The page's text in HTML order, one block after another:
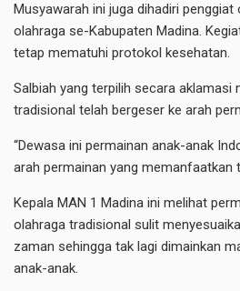
Musyawarah ini juga dihadiri penggiat
olahraga se-Kabupaten Madina.
tetap mematuhi protokol kesehatan.
Salbiah yang terpilih secara aklamasi
tradisional telah bergeser ke arah
“Dewasa ini permainan anak-anak
arah permainan yang memanfaatkan
Kepala MAN 1 Madina ini melihat
olahraga tradisional sulit
zaman sehingga tak lagi dimainkan
anak-anak.